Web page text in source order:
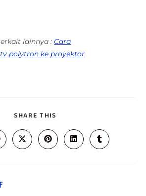
lainnya : Cara
polytron ke proyektor
SHARE THIS